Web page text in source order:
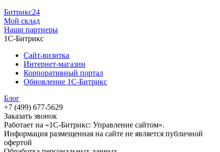
Битрикс24
Мой склад
Наши партнеры
1С-Битрикс
Сайт-визитка
Интернет-магазин
Корпоративный портал
Обновление 1С-Битрикс
Блог
+7 (499) 677-5629
Заказать звонок
Работает на «1С-Битрикс: Управление сайтом».
Информация размещенная на сайте не является публичной
офертой